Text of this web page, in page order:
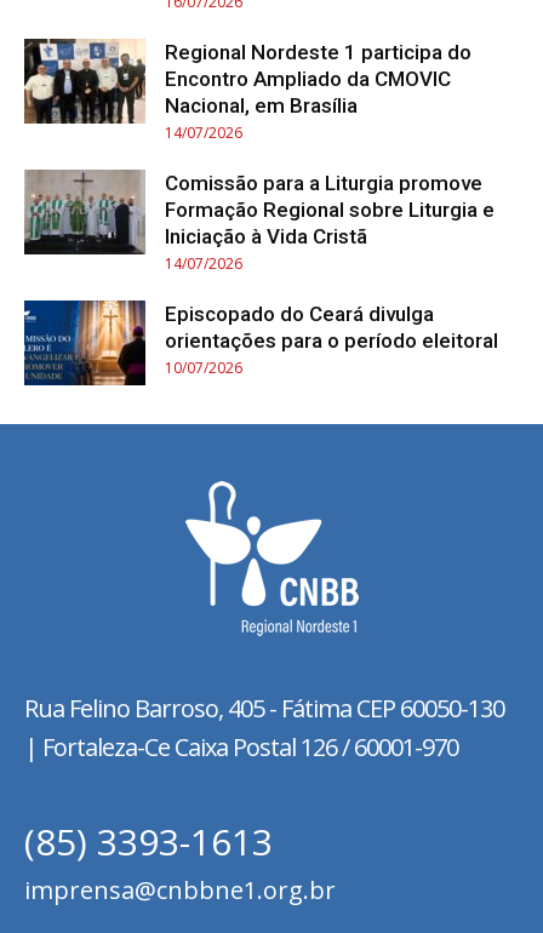
Regional Nordeste 1 participa do
Encontro Ampliado da CMOVIC
Nacional, em Brasília
14/07/2026
Comissão para a Liturgia promove
Formação Regional sobre Liturgia e
Iniciação à Vida Cristã
14/07/2026
Episcopado do Ceará divulga
orientações para o período eleitoral
10/07/2026
Rua Felino Barroso, 405 - FátimaCEP 60050-130
| Fortaleza-Ce Caixa Postal 126 / 60001-970
(85) 3393-1613
imprensa@cnbbne1.org.br